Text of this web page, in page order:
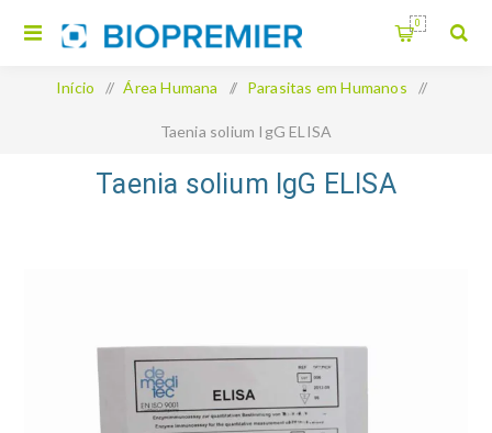
0
Início / Área Humana / Parasitas em Humanos /
Taenia solium IgG ELISA
Taenia solium IgG ELISA